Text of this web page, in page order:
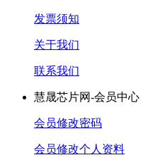
发票须知
关于我们
联系我们
慧晟芯片网-会员中心
会员修改密码
会员修改个人资料